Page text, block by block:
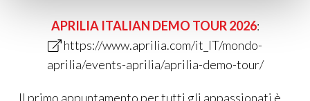
APRILIA ITALIAN DEMO TOUR 2026
https://www.aprilia.com/it_IT/mondo-
aprilia/events-aprilia/aprilia-demo-tour/
Il primo appuntamento per tutti gli appassionati è